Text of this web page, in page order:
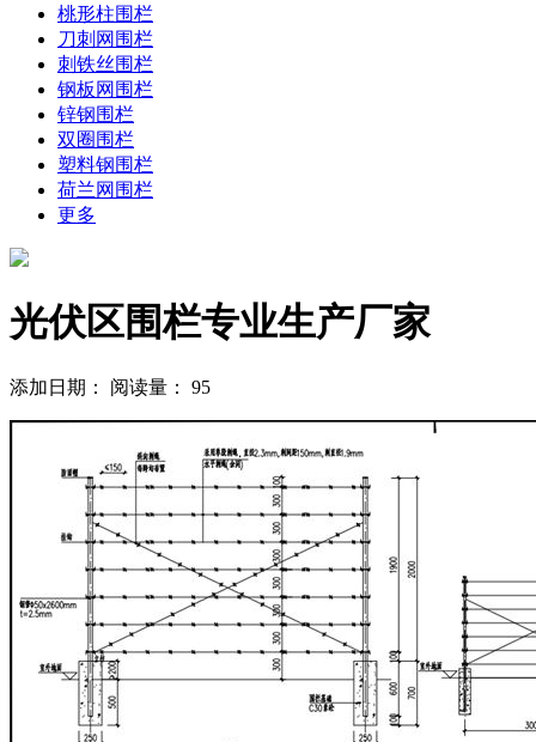
桃形柱围栏
刀刺网围栏
刺铁丝围栏
钢板网围栏
锌钢围栏
双圈围栏
塑料钢围栏
荷兰网围栏
更多
光伏区围栏专业生产厂家
添加日期： 阅读量： 95